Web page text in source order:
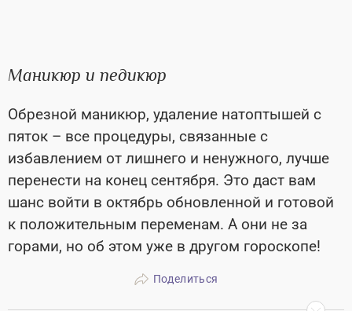
Маникюр и педикюр
Обрезной маникюр, удаление натоптышей с
пяток – все процедуры, связанные с
избавлением от лишнего и ненужного, лучше
перенести на конец сентября. Это даст вам
шанс войти в октябрь обновленной и готовой
к положительным переменам. А они не за
горами, но об этом уже в другом гороскопе!
Поделиться